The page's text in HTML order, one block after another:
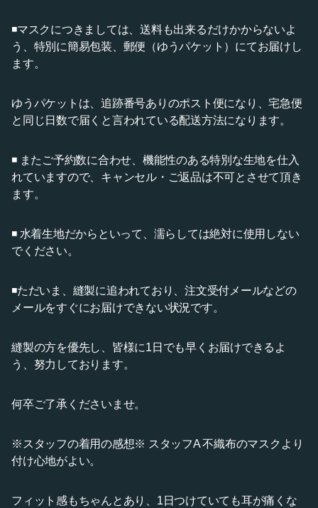
◾️マスクにつきましては、送料も出来るだけかからないよ
う、特別に簡易包装、郵便（ゆうパケット）にてお届けし
ます。
ゆうパケットは、追跡番号ありのポスト便になり、宅急便
と同じ日数で届くと言われている配送方法になります。
◾️ またご予約数に合わせ、機能性のある特別な生地を仕入
れていますので、キャンセル・ご返品は不可とさせて頂き
ます。
◾️ 水着生地だからといって、濡らしては絶対に使用しない
でください。
◾️ただいま、縫製に追われており、注文受付メールなどの
メールをすぐにお届けできない状況です。
縫製の方を優先し、皆様に1日でも早くお届けできるよ
う、努力しております。
何卒ご了承くださいませ。
※スタッフの着用の感想※ スタッフA 不織布のマスクより
付け心地がよい。
フィット感もちゃんとあり、1日つけていても耳が痛くな